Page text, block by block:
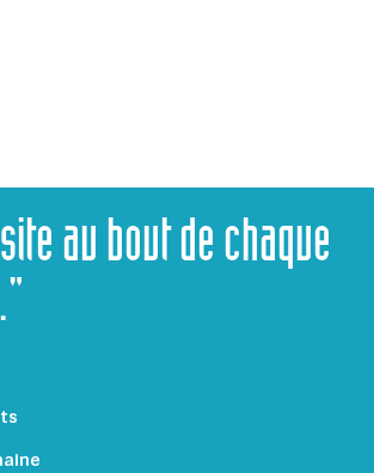
au bout de chaque